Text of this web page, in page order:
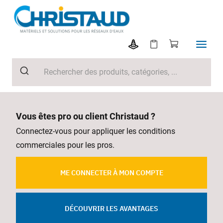
Vous êtes pro ou client Christaud ?
Connectez-vous pour appliquer les conditions
commerciales pour les pros.
ME CONNECTER À MON COMPTE
DÉCOUVRIR LES AVANTAGES